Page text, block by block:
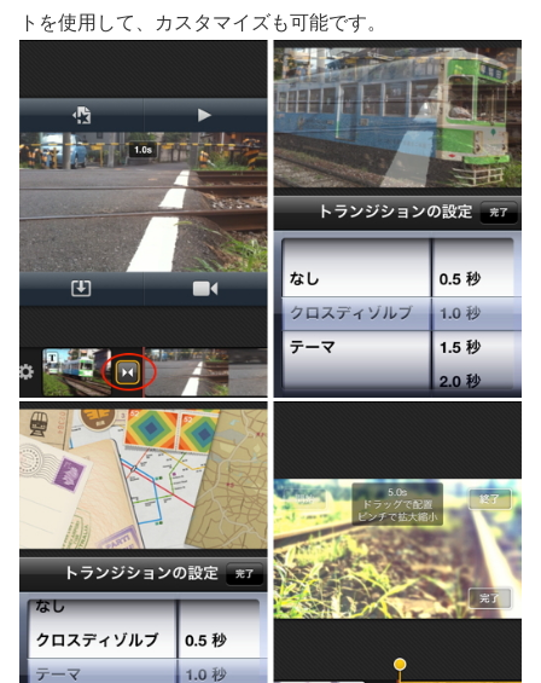
トを使用して、カスタマイズも可能です。